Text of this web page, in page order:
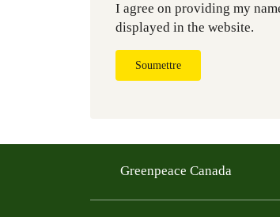
I agree on providing my
displayed in the website.
Soumettre
Greenpeace Canada